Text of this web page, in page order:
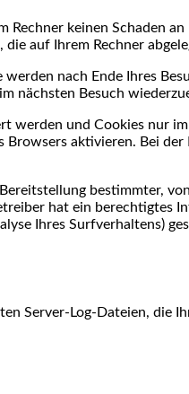
keinen Schaden
auf Ihrem Rechner
nach Ende Ihres
nächsten Besuch
werden und Cookies nur
aktivieren. Bei
bestimmter,
hat ein berechtigtes
Ihres Surfverhaltens)
Server-Log-Dateien, die